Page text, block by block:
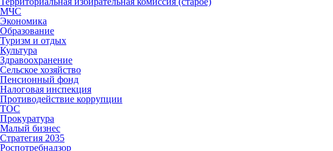
МЧС
Экономика
Образование
Туризм и отдых
Культура
Здравоохранение
Сельское хозяйство
Пенсионный фонд
Налоговая инспекция
Противодействие коррупции
ТОС
Прокуратура
Малый бизнес
Стратегия 2035
Роспотребнадзор